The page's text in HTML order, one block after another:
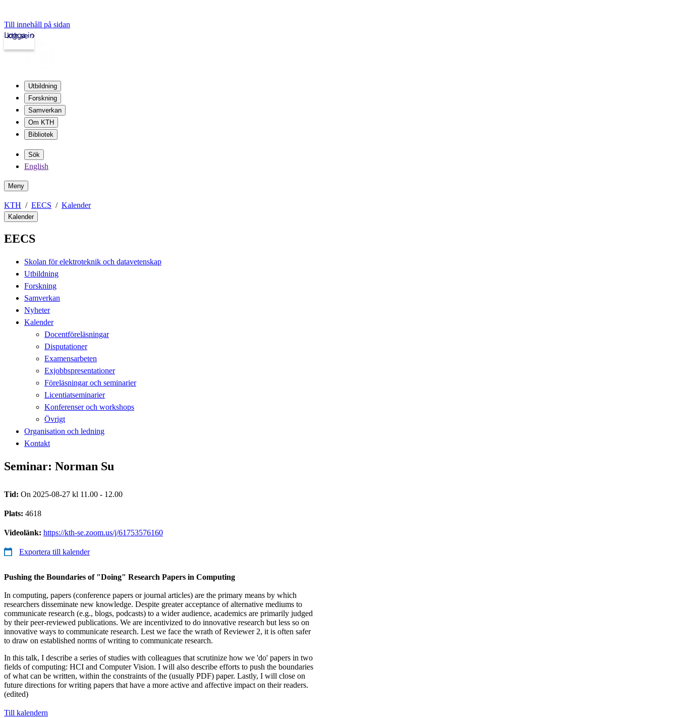
Till innehåll på sidan
kth.se
Logga in
Utbildning
Forskning
Samverkan
Om KTH
Bibliotek
Sök
English
Meny
KTH EECS Kalender
Kalender
EECS
Skolan för elektroteknik och datavetenskap
Utbildning
Forskning
Samverkan
Nyheter
Kalender
Docentföreläsningar
Disputationer
Examensarbeten
Exjobbspresentationer
Föreläsningar och seminarier
Licentiatseminarier
Konferenser och workshops
Övrigt
Organisation och ledning
Kontakt
Seminar: Norman Su
Tid: On 2025-08-27 kl 11.00 - 12.00
Plats: 4618
Videolänk: https://kth-se.zoom.us/j/61753576160
Exportera till kalender
Pushing the Boundaries of "Doing" Research Papers in Computing
In computing, papers (conference papers or journal articles) are the primary means by which
researchers disseminate new knowledge. Despite greater acceptance of alternative mediums to
communicate research (e.g., blogs, podcasts) to a wider audience, academics are primarily judged
by their peer-reviewed publications. We are incentivized to do innovative research but less so on
innovative ways to communicate research. Lest we face the wrath of Reviewer 2, it is often safer
to draw on established norms of writing to communicate research.
In this talk, I describe a series of studies with colleagues that scrutinize how we 'do' papers in two
fields of computing: HCI and Computer Vision. I will also describe efforts to push the boundaries
of what can be written, within the constraints of the (usually PDF) paper. Lastly, I will close on
future directions for writing papers that have a more active and affective impact on their readers.
(edited)
Till kalendern